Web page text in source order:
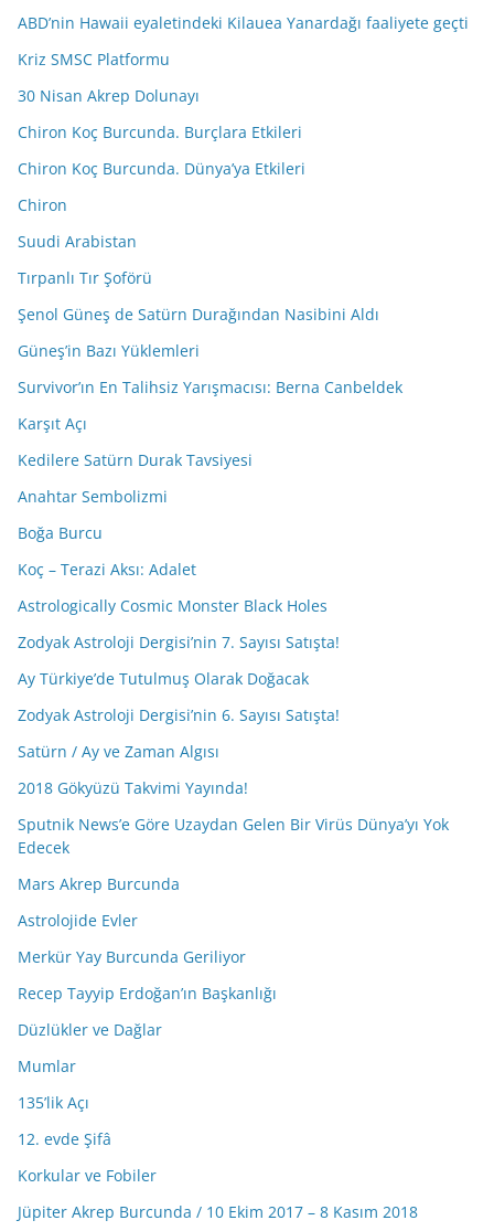
ABD’nin Hawaii eyaletindeki Kilauea Yanardağı faaliyete geçti
Kriz SMSC Platformu
30 Nisan Akrep Dolunayı
Chiron Koç Burcunda. Burçlara Etkileri
Chiron Koç Burcunda. Dünya’ya Etkileri
Chiron
Suudi Arabistan
Tırpanlı Tır Şoförü
Şenol Güneş de Satürn Durağından Nasibini Aldı
Güneş’in Bazı Yüklemleri
Survivor’ın En Talihsiz Yarışmacısı: Berna Canbeldek
Karşıt Açı
Kedilere Satürn Durak Tavsiyesi
Anahtar Sembolizmi
Boğa Burcu
Koç – Terazi Aksı: Adalet
Astrologically Cosmic Monster Black Holes
Zodyak Astroloji Dergisi’nin 7. Sayısı Satışta!
Ay Türkiye’de Tutulmuş Olarak Doğacak
Zodyak Astroloji Dergisi’nin 6. Sayısı Satışta!
Satürn / Ay ve Zaman Algısı
2018 Gökyüzü Takvimi Yayında!
Sputnik News’e Göre Uzaydan Gelen Bir Virüs Dünya’yı Yok
Edecek
Mars Akrep Burcunda
Astrolojide Evler
Merkür Yay Burcunda Geriliyor
Recep Tayyip Erdoğan’ın Başkanlığı
Düzlükler ve Dağlar
Mumlar
135’lik Açı
12. evde Şifâ
Korkular ve Fobiler
Jüpiter Akrep Burcunda / 10 Ekim 2017 – 8 Kasım 2018